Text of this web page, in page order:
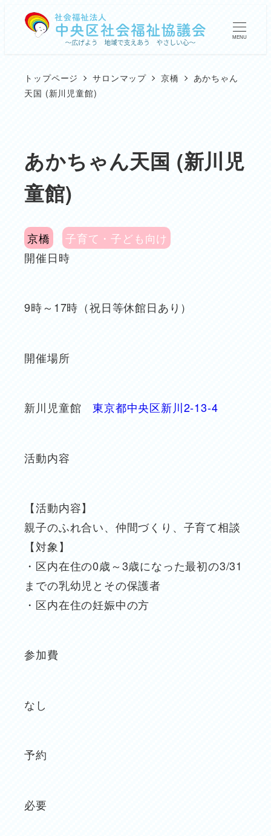
MENU
トップページ サロンマップ 京橋
あかちゃん
天国 (新川児童館)
あかちゃん天国 (新川児
童館)
京橋
子育て・子ども向け
開催日時
9時～17時（祝日等休館日あり）
開催場所
新川児童館東京都中央区新川2-13-4
活動内容
【活動内容】
親子のふれ合い、仲間づくり、子育て相談
【対象】
・区内在住の0歳～3歳になった最初の3/31
までの乳幼児とその保護者
・区内在住の妊娠中の方
参加費
なし
予約
必要